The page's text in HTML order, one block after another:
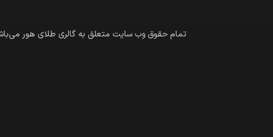
تمام حقوق وب سایت متعلق به گالری طلای هور می‌باشد